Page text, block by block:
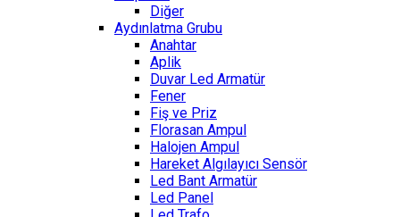
Diğer
Aydınlatma Grubu
Anahtar
Aplik
Duvar Led Armatür
Fener
Fiş ve Priz
Florasan Ampul
Halojen Ampul
Hareket Algılayıcı Sensör
Led Bant Armatür
Led Panel